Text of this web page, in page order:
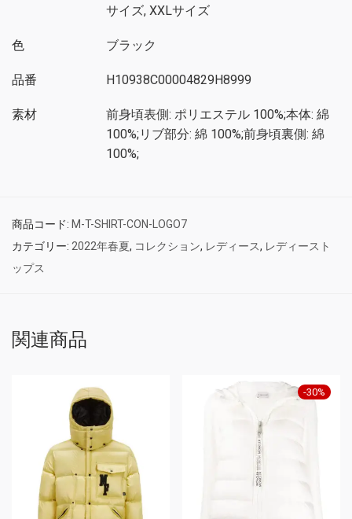
サイズ, XXLサイズ
色 ブラック
品番 H10938C00004829H8999
素材
前身頃表側: ポリエステル 100%;本体: 綿
100%;リブ部分: 綿 100%;前身頃裏側: 綿
100%;
商品コード: M-T-SHIRT-CON-LOGO7
カテゴリー: 2022年春夏, コレクション, レディース, レディースト
ップス
関連商品
-30%